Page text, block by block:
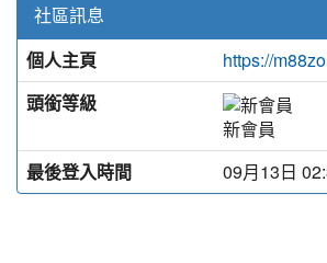
社區訊息
個人主頁
https://
頭銜等級
新會員
最後登入時間
09月13日